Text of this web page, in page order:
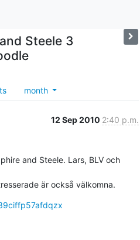
Steele 3
month
12 Sep 2010 2:40 p.m.
and Steele. Lars, BLV och
är också välkomna.